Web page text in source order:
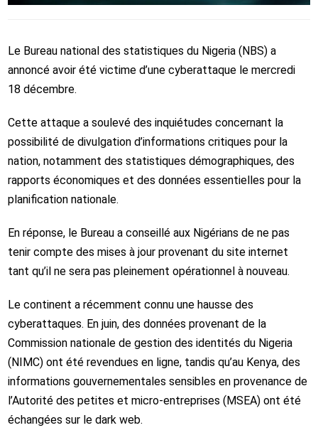
Le Bureau national des statistiques du Nigeria (NBS) a
annoncé avoir été victime d’une cyberattaque le mercredi
18 décembre.
Cette attaque a soulevé des inquiétudes concernant la
possibilité de divulgation d’informations critiques pour la
nation, notamment des statistiques démographiques, des
rapports économiques et des données essentielles pour la
planification nationale.
En réponse, le Bureau a conseillé aux Nigérians de ne pas
tenir compte des mises à jour provenant du site internet
tant qu’il ne sera pas pleinement opérationnel à nouveau.
Le continent a récemment connu une hausse des
cyberattaques. En juin, des données provenant de la
Commission nationale de gestion des identités du Nigeria
(NIMC) ont été revendues en ligne, tandis qu’au Kenya, des
informations gouvernementales sensibles en provenance de
l’Autorité des petites et micro-entreprises (MSEA) ont été
échangées sur le dark web.